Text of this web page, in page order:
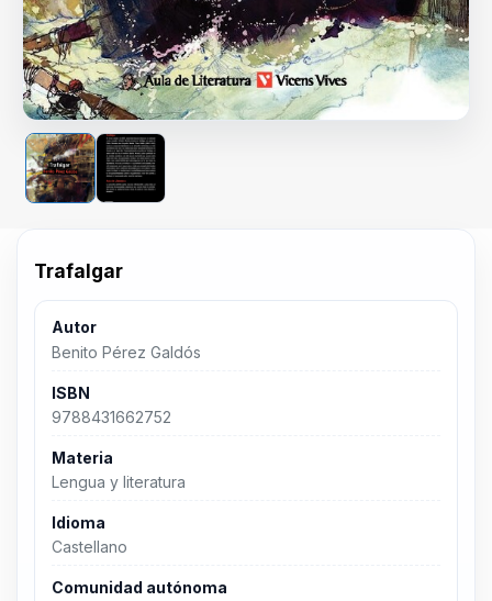
Trafalgar
Autor
Benito Pérez Galdós
ISBN
9788431662752
Materia
Lengua y literatura
Idioma
Castellano
Comunidad autónoma